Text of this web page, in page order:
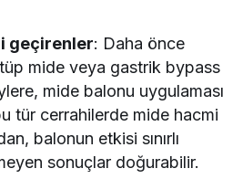
geçirenler: Daha önce
mide veya gastrik bypass
mide balonu uygulaması
tür cerrahilerde mide hacmi
balonun etkisi sınırlı
sonuçlar doğurabilir.